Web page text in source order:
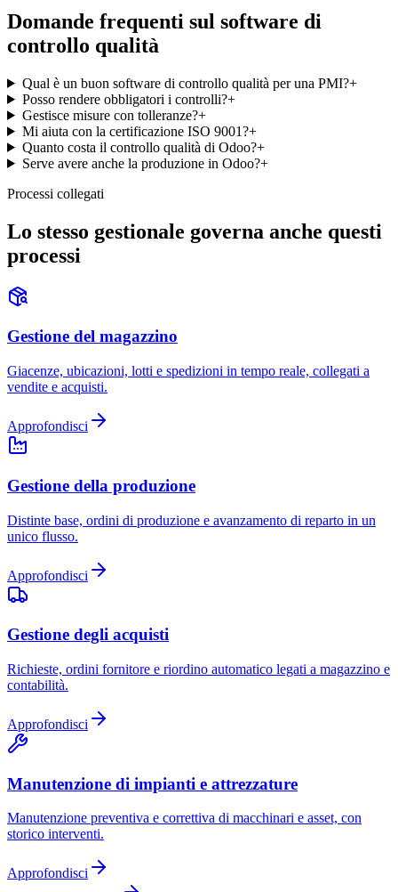
Domande frequenti sul software di
controllo qualità
Qual è un buon software di controllo qualità per una PMI?+
Posso rendere obbligatori i controlli?+
Gestisce misure con tolleranze?+
Mi aiuta con la certificazione ISO 9001?+
Quanto costa il controllo qualità di Odoo?+
Serve avere anche la produzione in Odoo?+
Processi collegati
Lo stesso gestionale governa anche questi
processi
Gestione del magazzino
Giacenze, ubicazioni, lotti e spedizioni in tempo reale, collegati a
vendite e acquisti.
Approfondisci
Gestione della produzione
Distinte base, ordini di produzione e avanzamento di reparto in un
unico flusso.
Approfondisci
Gestione degli acquisti
Richieste, ordini fornitore e riordino automatico legati a magazzino e
contabilità.
Approfondisci
Manutenzione di impianti e attrezzature
Manutenzione preventiva e correttiva di macchinari e asset, con
storico interventi.
Approfondisci